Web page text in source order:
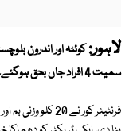
لاہور:کوئٹہ اور اندرون
سمیت 4 افراد جاں بحق ہوگئے۔
فرنٹیئر کور نے